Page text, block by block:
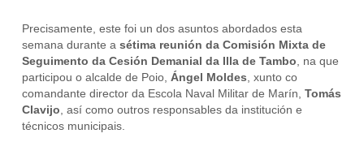
Precisamente, este foi un dos asuntos abordados esta
semana durante asétima reunión da Comisión Mixta de
Seguimento da Cesión Demanial da Illa de Tambo , na que
participou o alcalde de Poio, Ángel Moldes , xunto co
comandante director da Escola Naval Militar de Marín,Tomás
Clavijo , así como outros responsables da institución e
técnicos municipais.